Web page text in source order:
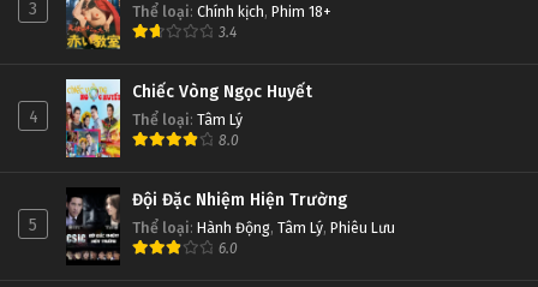
3 Thể loại: Chính kịch, Phim 18+
3.4
4
Chiếc Vòng Ngọc Huyết
Thể loại: Tâm Lý
8.0
5
Đội Đặc Nhiệm Hiện Trường
Thể loại: Hành Động, Tâm Lý, Phiêu Lưu
6.0